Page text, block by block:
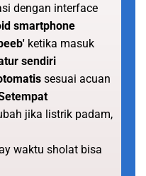
dengan interface
smartphone
ketika masuk
sendiri
sesuai acuan
jika listrik padam,
waktu sholat bisa